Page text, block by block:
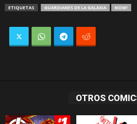
ETIQUETAS GUARDIANES DE LA GALAXIA NOW!
OTROS